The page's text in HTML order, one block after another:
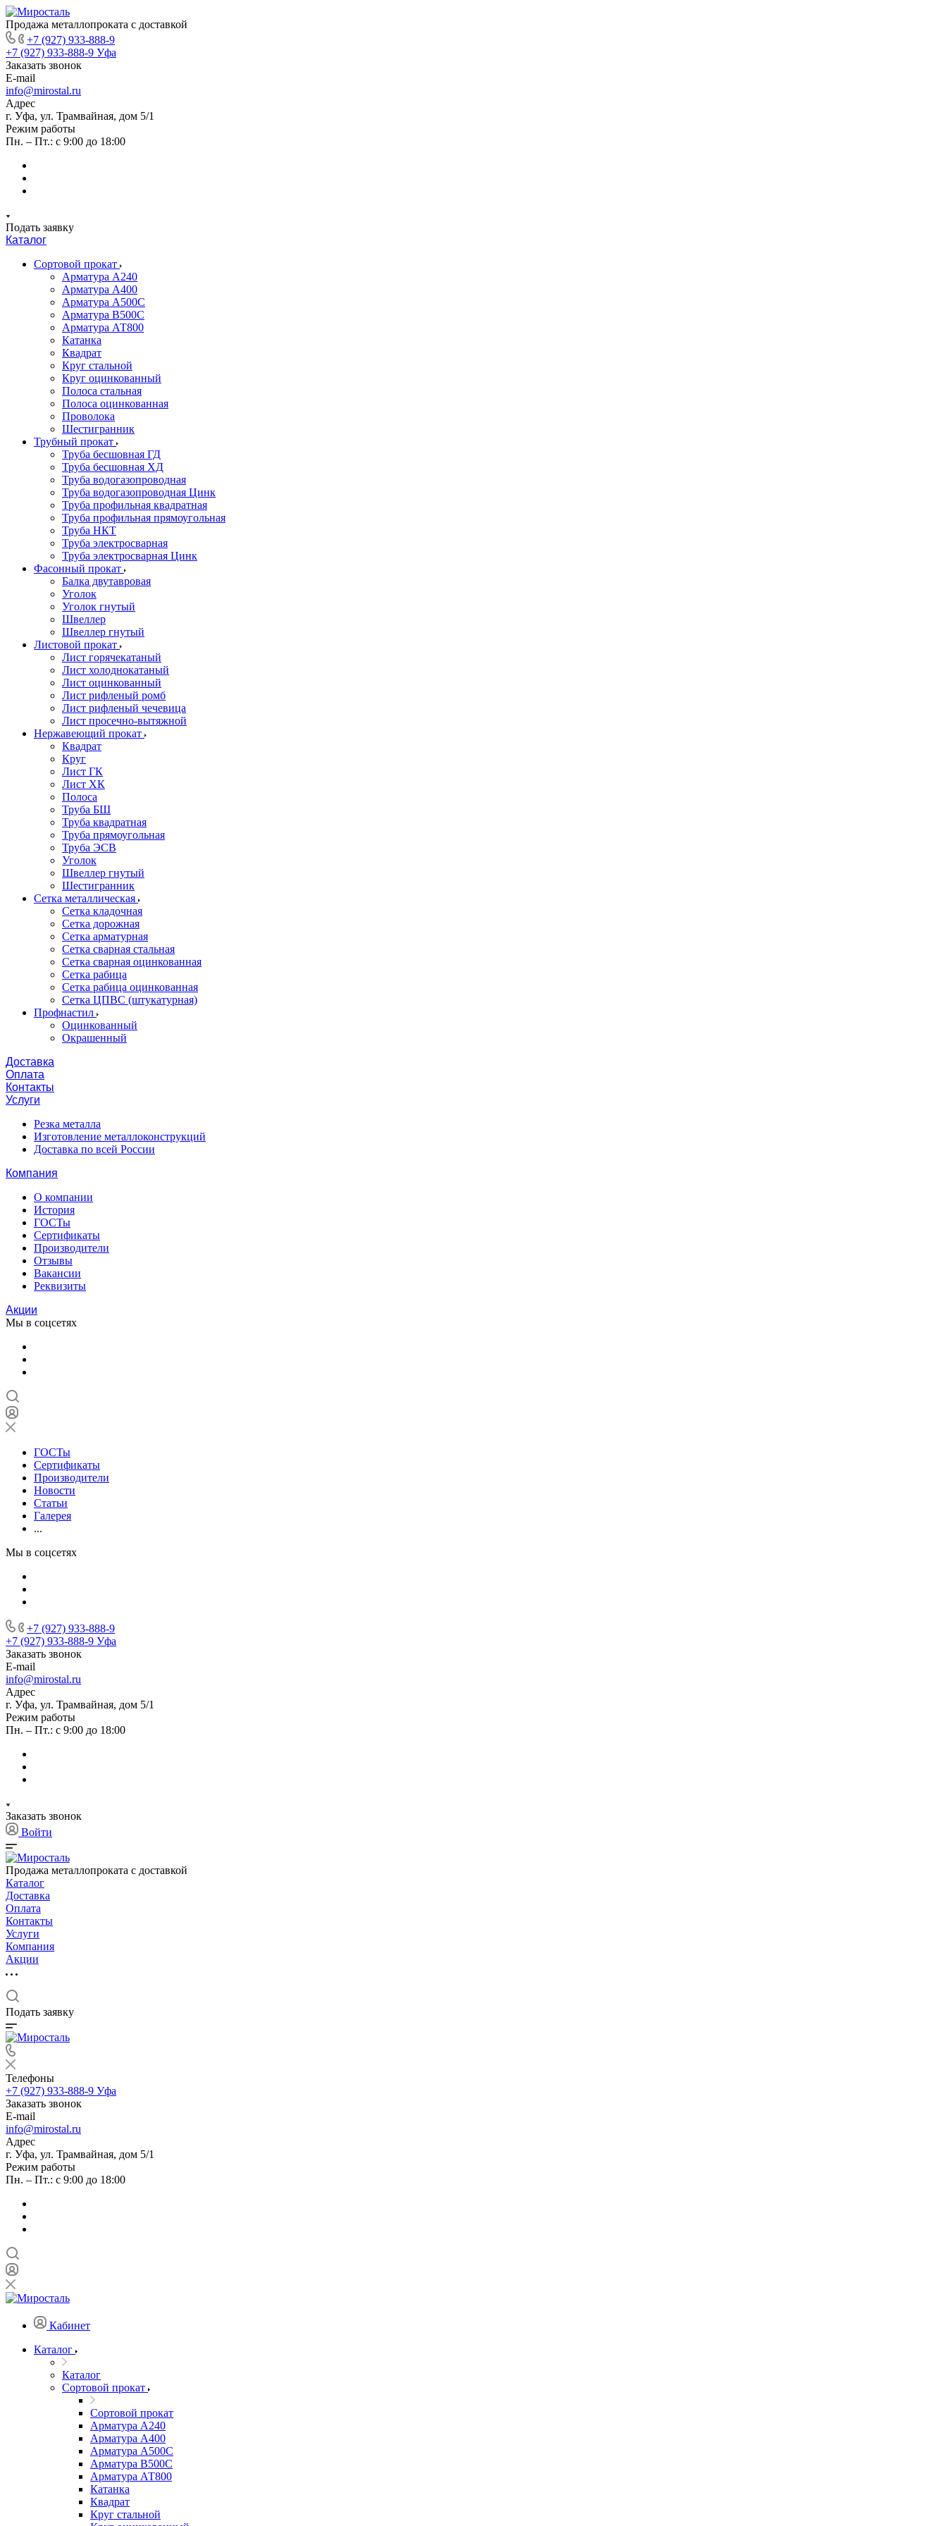
Продажа металлопроката с доставкой
+7 (927) 933-888-9
+7 (927) 933-888-9 Уфа
Заказать звонок
E-mail
info@mirostal.ru
Адрес
г. Уфа, ул. Трамвайная, дом 5/1
Режим работы
Пн. – Пт.: с 9:00 до 18:00
Подать заявку
Каталог
Сортовой прокат
Арматура А240
Арматура А400
Арматура А500C
Арматура В500С
Арматура АТ800
Катанка
Квадрат
Круг стальной
Круг оцинкованный
Полоса стальная
Полоса оцинкованная
Проволока
Шестигранник
Трубный прокат
Труба бесшовная ГД
Труба бесшовная ХД
Труба водогазопроводная
Труба водогазопроводная Цинк
Труба профильная квадратная
Труба профильная прямоугольная
Труба НКТ
Труба электросварная
Труба электросварная Цинк
Фасонный прокат
Балка двутавровая
Уголок
Уголок гнутый
Швеллер
Швеллер гнутый
Листовой прокат
Лист горячекатаный
Лист холоднокатаный
Лист оцинкованный
Лист рифленый ромб
Лист рифленый чечевица
Лист просечно-вытяжной
Нержавеющий прокат
Квадрат
Круг
Лист ГК
Лист ХК
Полоса
Труба БШ
Труба квадратная
Труба прямоугольная
Труба ЭСВ
Уголок
Швеллер гнутый
Шестигранник
Сетка металлическая
Сетка кладочная
Сетка дорожная
Сетка арматурная
Сетка сварная стальная
Сетка сварная оцинкованная
Сетка рабица
Сетка рабица оцинкованная
Сетка ЦПВС (штукатурная)
Профнастил
Оцинкованный
Окрашенный
Доставка
Оплата
Контакты
Услуги
Резка металла
Изготовление металлоконструкций
Доставка по всей России
Компания
О компании
История
ГОСТы
Сертификаты
Производители
Отзывы
Вакансии
Реквизиты
Акции
Мы в соцсетях
ГОСТы
Сертификаты
Производители
Новости
Статьи
Галерея
...
Мы в соцсетях
+7 (927) 933-888-9
+7 (927) 933-888-9 Уфа
Заказать звонок
E-mail
info@mirostal.ru
Адрес
г. Уфа, ул. Трамвайная, дом 5/1
Режим работы
Пн. – Пт.: с 9:00 до 18:00
Заказать звонок
Войти
Продажа металлопроката с доставкой
Каталог
Доставка
Оплата
Контакты
Услуги
Компания
Акции
Подать заявку
Телефоны
+7 (927) 933-888-9 Уфа
Заказать звонок
E-mail
info@mirostal.ru
Адрес
г. Уфа, ул. Трамвайная, дом 5/1
Режим работы
Пн. – Пт.: с 9:00 до 18:00
Кабинет
Каталог
Каталог
Сортовой прокат
Сортовой прокат
Арматура А240
Арматура А400
Арматура А500C
Арматура В500С
Арматура АТ800
Катанка
Квадрат
Круг стальной